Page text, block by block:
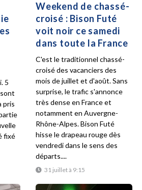
5
pris
fixé
Weekend de chassé-
croisé : Bison Futé
voit noir ce samedi
dans toute la France
31 juillet à 9:15
C'est le traditionnel chassé-
croisé des vacanciers des
mois de juillet et d'août. Sans
surprise, le trafic s'annonce
très dense en France et
notamment en Auvergne-
Rhône-Alpes. Bison Futé
hisse le drapeau rouge dès
vendredi dans le sens des
départs....